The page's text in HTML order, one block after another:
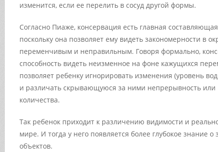
изменится, если ее перелить в сосуд другой формы.
Согласно Пиаже, консервация есть главная
поскольку она позволяет ему видеть закономерности в
переменчивым и неправильным. Говоря формально,
способность видеть неизменное на фоне кажущихся
позволяет ребенку игнорировать изменения (уровень
и различать скрывающуюся за ними непрерывность или
количества.
Так ребенок приходит к различению видимости и
мире. И тогда у него появляется более глубокое знание о
объектов.